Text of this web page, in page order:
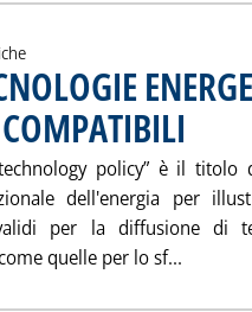
policy” è il
dell'energia per
per la diffusione di
quelle per lo sf...